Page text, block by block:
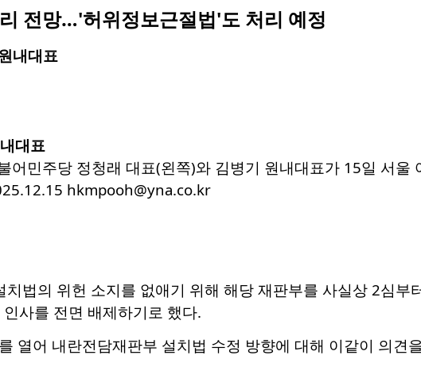
전망…'허위정보근절법'도 처리 예정
대표
어민주당 정청래 대표(왼쪽)와 김병기 원내대표가 15일 서울
hkmpooh@yna.co.kr
법의 위헌 소지를 없애기 위해 해당 재판부를 사실상 2심부
사를 전면 배제하기로 했다.
열어 내란전담재판부 설치법 수정 방향에 대해 이같이 의견